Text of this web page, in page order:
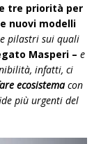
tre priorità per
nuovi modelli
pilastri sui quali
Masperi – e
infatti, ci
ecosistemacon
più urgenti del